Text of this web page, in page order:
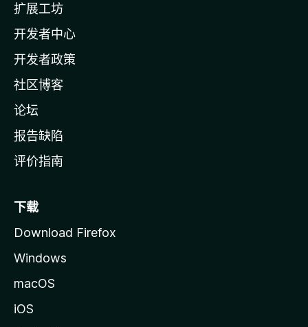
a
主
页
扩展工坊
开发者中心
开发者政策
社区博客
论坛
报告缺陷
评价指南
下载
Download Firefox
Windows
macOS
iOS